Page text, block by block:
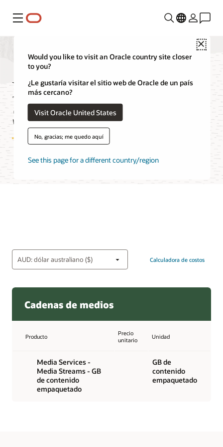
Menú
Close
Would you like to visit an Oracle country site closer
to you?
¿Le gustaría visitar el sitio web de Oracle de un país
más cercano?
Visit Oracle United States
No, gracias; me quedo aquí
See this page for a different country/region
Precios de Media
Streams
Calculadora de costos
Cadenas de medios
Producto
Precio
unitario
Unidad
Media Services -
Media Streams - GB
de contenido
empaquetado
GB de
contenido
empaquetado